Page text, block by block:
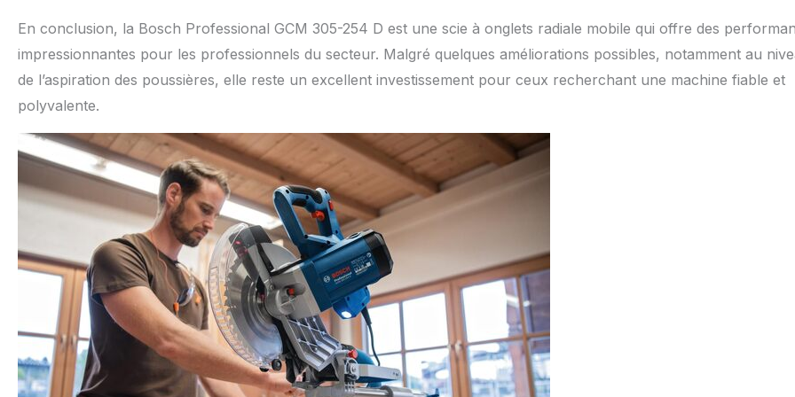
En conclusion, la Bosch Professional GCM 305-254 D est une scie à onglets radiale mobile qui offre des
impressionnantes pour les professionnels du secteur. Malgré quelques améliorations possibles, notamment au
de l’aspiration des poussières, elle reste un excellent investissement pour ceux recherchant une machine fiable et
polyvalente.